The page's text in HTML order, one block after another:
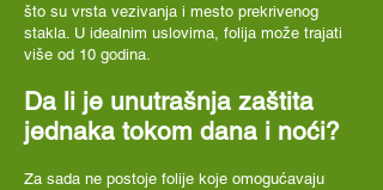
što su vrsta vezivanja i mesto prekrivenog
stakla. U idealnim uslovima, folija može trajati
više od 10 godina.
Da li je unutrašnja zaštita
jednaka tokom dana i noći?
Za sada ne postoje folije koje omogućavaju